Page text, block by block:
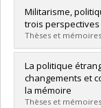
Diplômé(e) :
Cycle :Maîtrise
Diplôme
Lien vers le
Militarisme,
trois
Thèses et
Diplômé(e) :
Cycle :Maîtrise
Diplôme obtenu :
Lien vers le
La politique
changements et
la mémoire
Thèses et